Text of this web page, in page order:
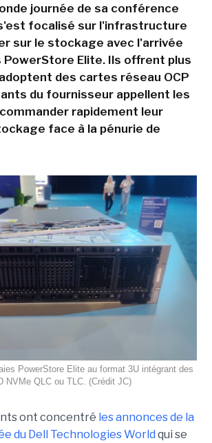
journée de sa conférence
focalisé sur l'infrastructure
sur le stockage avec l'arrivée
Elite. Ils offrent plus
des cartes réseau OCP
du fournisseur appellent les
rapidement leur
face à la pénurie de
PowerStore Elite au format 3U intégrant des
NVMe QLC ou TLC. (Crédit JC)
ont concentré les annonces de la
du Dell Technologies World qui se